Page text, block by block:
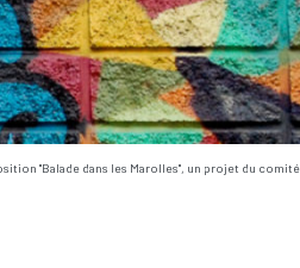
"Balade dans les Marolles", un projet du comité